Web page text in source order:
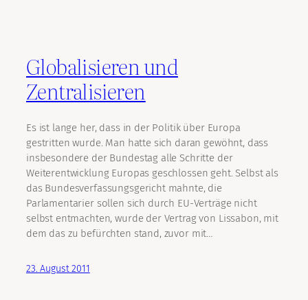
Globalisieren und
Zentralisieren
Es ist lange her, dass in der Politik über Europa
gestritten wurde. Man hatte sich daran gewöhnt, dass
insbesondere der Bundestag alle Schritte der
Weiterentwicklung Europas geschlossen geht. Selbst als
das Bundesverfassungsgericht mahnte, die
Parlamentarier sollen sich durch EU-Verträge nicht
selbst entmachten, wurde der Vertrag von Lissabon, mit
dem das zu befürchten stand, zuvor mit…
23. August 2011